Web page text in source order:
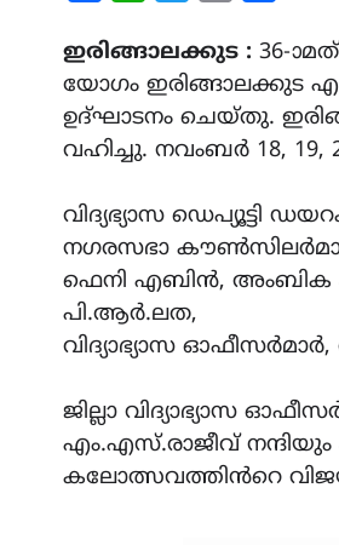
ഇരിങ്ങാലക്കുട : 36-
യോഗം ഇരിങ്ങാലക്കുട
ഉദ്ഘാടനം ചെയ്തു.
വഹിച്ചു. നവംബർ 18, 19,
വിദ്യഭ്യാസ ഡെപ്യൂട്ടി
നഗരസഭാ
ഫെനി എബിൻ, അംബിക
പി.ആർ.ലത,
വിദ്യാഭ്യാസ
ജില്ലാ വിദ്യാഭ്യാസ
എം.എസ്.രാജീവ്
കലോത്സവത്തിൻറെ